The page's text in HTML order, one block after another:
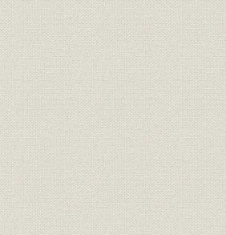
7. 共同掖済会の設立
〈トキメックフォーラム〉博覧会
第2章 近代工業化を図る(大正6~昭和4年)
第1節 第1次世界大戦終了と我が国の
第2節 株式会社東京計器製作所の発足
1. 株式会社東京計器製作所の発足
2. 日本光学工業株式会社の設立